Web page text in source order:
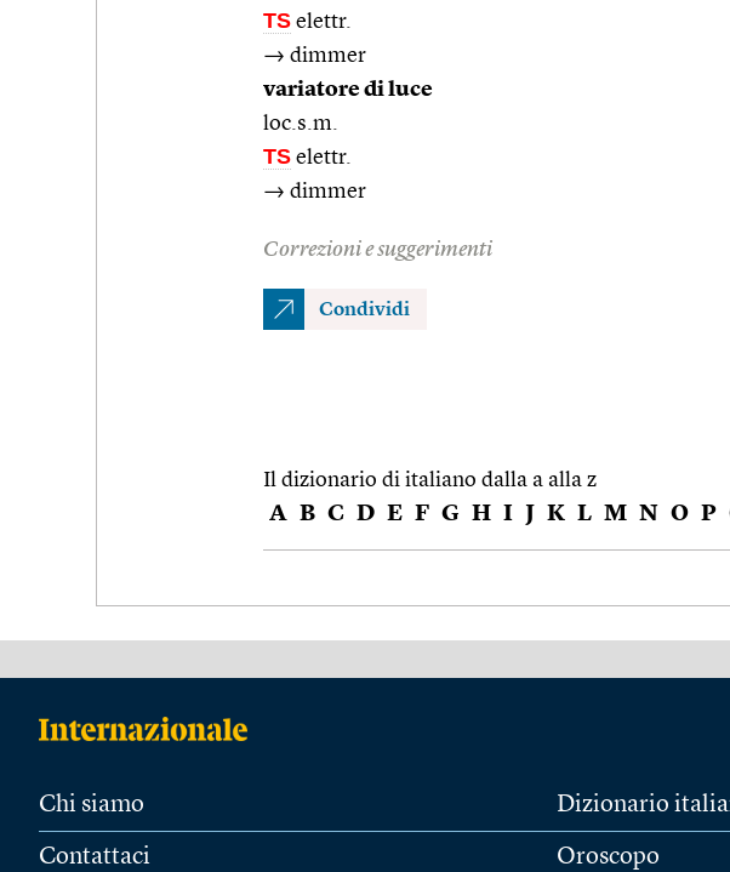
TS elettr.
→ dimmer
variatore di luce
loc.s.m.
TS elettr.
→ dimmer
Correzioni e suggerimenti
Condividi
Il dizionario di italiano dalla a alla z
A B C D E F G H I J K L M N O P
Chi siamo
Contattaci
Dizionario
Oroscopo